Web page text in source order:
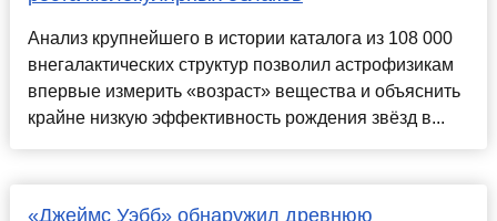
Анализ крупнейшего в истории каталога из 108 000
внегалактических структур позволил астрофизикам
впервые измерить «возраст» вещества и объяснить
крайне низкую эффективность рождения звёзд в...
«Джеймс Уэбб» обнаружил древнюю